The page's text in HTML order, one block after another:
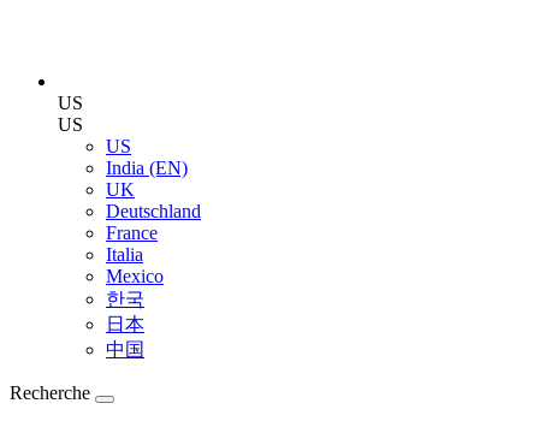
US
US
US
India (EN)
UK
Deutschland
France
Italia
Mexico
한국
日本
中国
Recherche